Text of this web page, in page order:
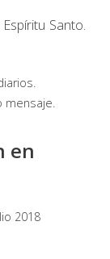
Santo.
mensaje.
en
2018